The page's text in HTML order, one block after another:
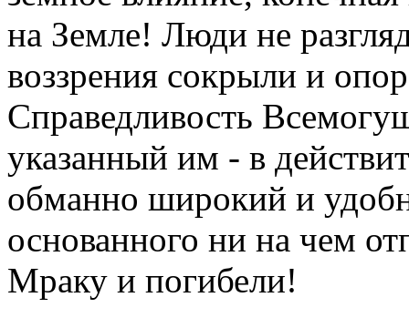
на Земле! Люди не
воззрения сокрыли и
Справедливость
указанный им - в
обманно широкий и
основанного ни на чем
Мраку и погибели!